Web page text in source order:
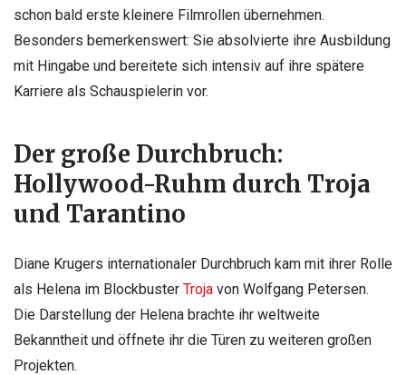
schon bald erste kleinere Filmrollen übernehmen.
Besonders bemerkenswert: Sie absolvierte ihre Ausbildung
mit Hingabe und bereitete sich intensiv auf ihre spätere
Karriere als Schauspielerin vor.
Der große Durchbruch:
Hollywood-Ruhm durch Troja
und Tarantino
Diane Krugers internationaler Durchbruch kam mit ihrer Rolle
als Helena im Blockbuster Troja von Wolfgang Petersen.
Die Darstellung der Helena brachte ihr weltweite
Bekanntheit und öffnete ihr die Türen zu weiteren großen
Projekten.